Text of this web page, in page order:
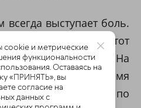
выступает боль.
плавно, и этот
на годы. На
болит только во время
ходьбе, подъеме по
и метрические
функциональности
Оставаясь на
«ПРИНЯТЬ», вы
согласие на
данных с